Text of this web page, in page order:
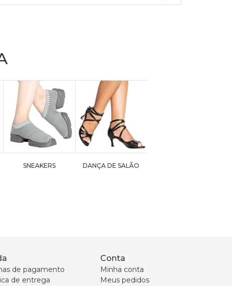
SNEAKERS DANÇA DE SALÃO
de pagamento
de entrega
Conta
Minha conta
Meus pedidos